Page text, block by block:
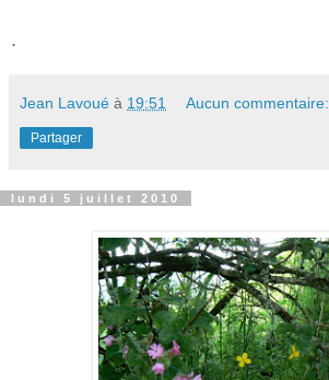
.
Jean Lavoué à 19:51 Aucun commentaire:
Partager
lundi 5 juillet 2010